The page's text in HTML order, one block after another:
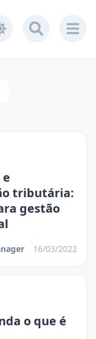
e
tributária:
gestão
16/03/2022
o que é